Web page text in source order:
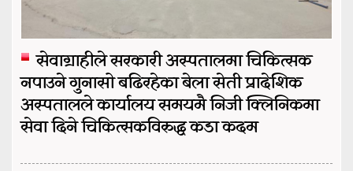
सेवाग्राहीले सरकारी अस्पतालमा चिकित्सक
नपाउने गुनासो बढिरहेका बेला सेती प्रादेशिक
अस्पतालले कार्यालय समयमै निजी क्लिनिकमा
सेवा दिने चिकित्सकविरुद्ध कडा कदम